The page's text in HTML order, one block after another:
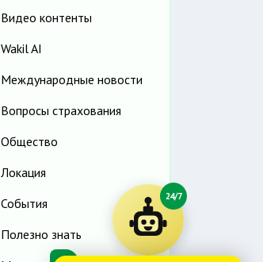
Видео контенты
Wakil AI
Международные новости
Вопросы страхования
Общество
Локация
События
Полезно знать
24/7